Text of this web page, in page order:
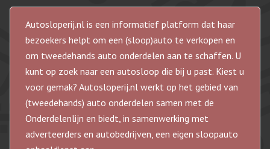
Autosloperij.nl is een informatief platform dat haar
bezoekers helpt om een (sloop)auto te verkopen en
om tweedehands auto onderdelen aan te schaffen. U
kunt op zoek naar een autosloop die bij u past. Kiest u
voor gemak? Autosloperij.nl werkt op het gebied van
(tweedehands) auto onderdelen samen met de
Onderdelenlijn en biedt, in samenwerking met
adverteerders en autobedrijven, een eigen sloopauto